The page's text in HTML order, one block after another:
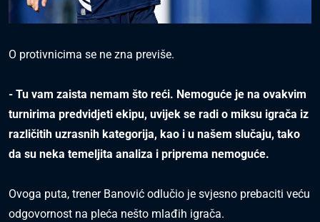
O protivnicima se ne zna previše.
- Tu vam zaista nemam što reći. Nemoguće je na ovakvim
turnirima predvidjeti ekipu, uvijek se radi o miksu igrača iz
različitih uzrasnih kategorija, kao i u našem slučaju, tako
da su neka temeljita analiza i priprema nemoguće.
Ovoga puta, trener Banović odlučio je svjesno prebaciti veću
odgovornost na pleća nešto mlađih igrača.